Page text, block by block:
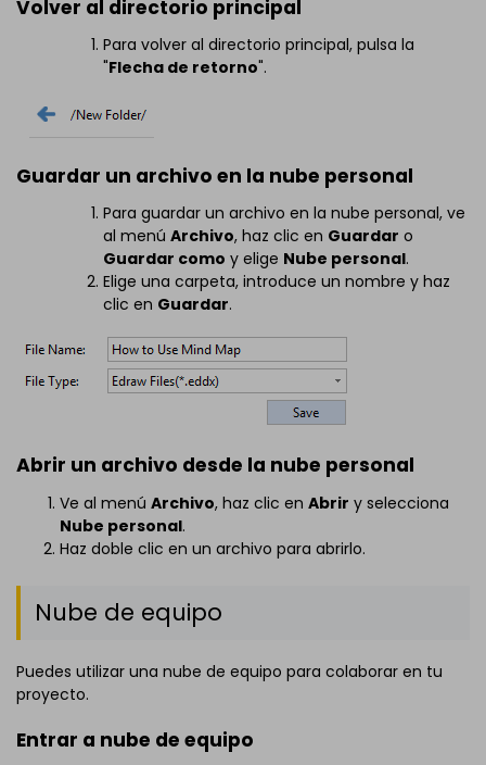
Volver al directorio principal
Para volver al directorio principal, pulsa la
"Flecha de retorno".
Guardar un archivo en la nube personal
Para guardar un archivo en la nube personal, ve
al menú Archivo, haz clic en Guardar o
Guardar como y elige Nube personal.
Elige una carpeta, introduce un nombre y haz
clic en Guardar.
Abrir un archivo desde la nube personal
Ve al menú Archivo, haz clic en Abrir y selecciona
Nube personal.
Haz doble clic en un archivo para abrirlo.
Nube de equipo
Puedes utilizar una nube de equipo para colaborar en tu
proyecto.
Entrar a nube de equipo